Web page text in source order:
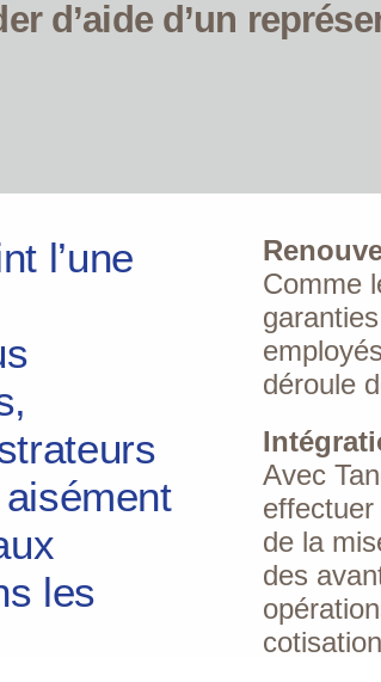
d’aide d’un
l’une
les
Comme
déroule
Avec
de la
des